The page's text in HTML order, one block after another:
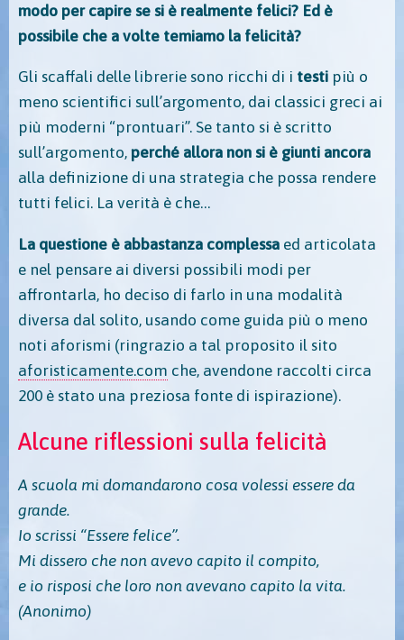
modo per capire se si è realmente felici? Ed è
possibile che a volte temiamo la felicità?
Gli scaffali delle librerie sono ricchi di i testi più o
meno scientifici sull’argomento, dai classici greci ai
più moderni “prontuari”. Se tanto si è scritto
sull’argomento, perché allora non si è giunti ancora
alla definizione di una strategia che possa rendere
tutti felici. La verità è che…
La questione è abbastanza complessa ed articolata
e nel pensare ai diversi possibili modi per
affrontarla, ho deciso di farlo in una modalità
diversa dal solito, usando come guida più o meno
noti aforismi (ringrazio a tal proposito il sito
aforisticamente.com che, avendone raccolti circa
200 è stato una preziosa fonte di ispirazione).
Alcune riflessioni sulla felicità
A scuola mi domandarono cosa volessi essere da
grande.
Io scrissi “Essere felice”.
Mi dissero che non avevo capito il compito,
e io risposi che loro non avevano capito la vita.
(Anonimo)